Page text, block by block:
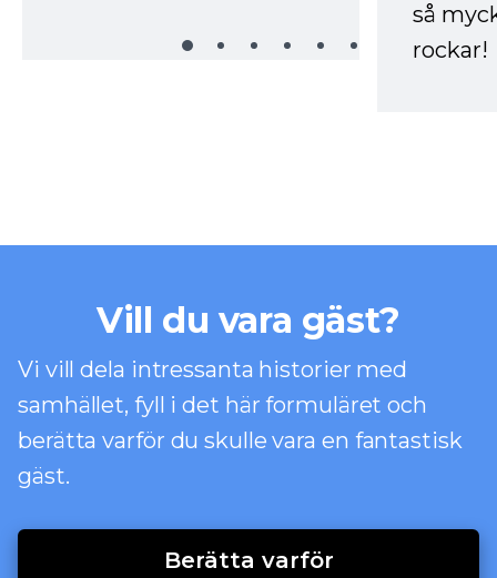
så
rockar!
Vill du vara gäst?
Vi vill dela intressanta historier med
samhället, fyll i det här formuläret och
berätta varför du skulle vara en fantastisk
gäst.
Berätta varför